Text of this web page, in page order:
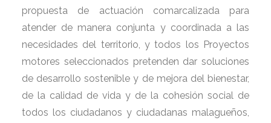
propuesta de actuación comarcalizada para
atender de manera conjunta y coordinada a las
necesidades del territorio, y todos los Proyectos
motores seleccionados pretenden dar soluciones
de desarrollo sostenible y de mejora del bienestar,
de la calidad de vida y de la cohesión social de
todos los ciudadanos y ciudadanas malagueños,